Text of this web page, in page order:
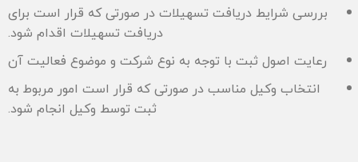
بررسی شرایط دریافت تسهیلات در صورتی که قرار است برای
دریافت تسهیلات اقدام شود.
رعایت اصول ثبت با توجه به نوع شرکت و موضوع فعالیت آن
انتخاب وکیل مناسب در صورتی که قرار است امور مربوط به
ثبت توسط وکیل انجام شود.